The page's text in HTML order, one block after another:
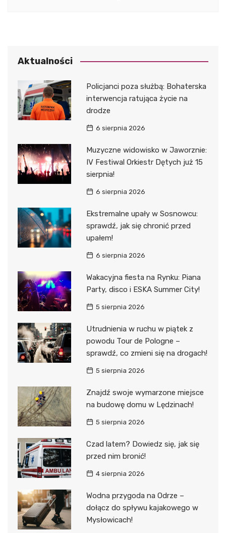
Aktualności
Policjanci poza służbą: Bohaterska
interwencja ratująca życie na
drodze
6 sierpnia 2026
Muzyczne widowisko w Jaworznie:
IV Festiwal Orkiestr Dętych już 15
sierpnia!
6 sierpnia 2026
Ekstremalne upały w Sosnowcu:
sprawdź, jak się chronić przed
upałem!
6 sierpnia 2026
Wakacyjna fiesta na Rynku: Piana
Party, disco i ESKA Summer City!
5 sierpnia 2026
Utrudnienia w ruchu w piątek z
powodu Tour de Pologne –
sprawdź, co zmieni się na drogach!
5 sierpnia 2026
Znajdź swoje wymarzone miejsce
na budowę domu w Lędzinach!
5 sierpnia 2026
Czad latem? Dowiedz się, jak się
przed nim bronić!
4 sierpnia 2026
Wodna przygoda na Odrze –
dołącz do spływu kajakowego w
Mysłowicach!